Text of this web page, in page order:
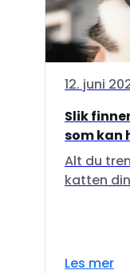
12. juni
Slik
som kan
Alt du
katten
Les mer